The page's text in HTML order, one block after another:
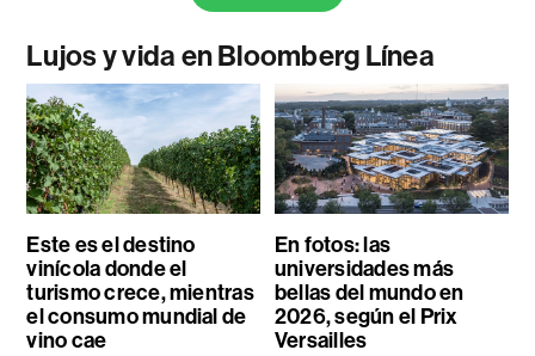
Lujos y vida en Bloomberg Línea
Este es el destino
vinícola donde el
turismo crece, mientras
el consumo mundial de
vino cae
En fotos: las
universidades más
bellas del mundo en
2026, según el Prix
Versailles